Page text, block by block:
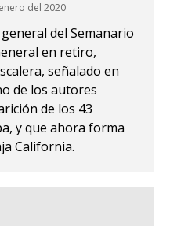
del 2020
del Semanario
en retiro,
señalado en
de los autores
de los 43
y que ahora forma
California.